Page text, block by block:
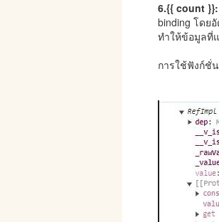
6.{{ count }}:
binding โดย
ทำให้ข้อมูลที่
การใช้ฟังก์ชั่